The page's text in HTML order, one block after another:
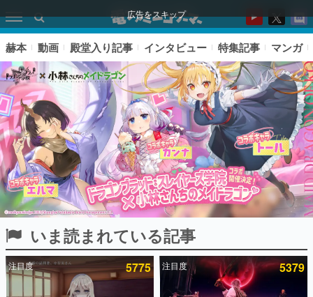
広告をスキップ
ピックアップ
電ファミのいま読まれている記事ランキング
赫本 動画 殿堂入り記事 インタビュー 特集記事 マンガ
いま読まれている記事
注目度 5775 注目度 5379